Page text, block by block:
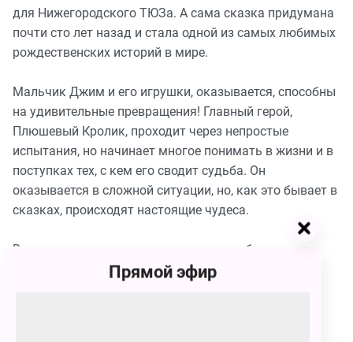
для Нижегородского ТЮЗа. А сама сказка придумана
почти сто лет назад и стала одной из самых любимых
рождественских историй в мире.
Мальчик Джим и его игрушки, оказывается, способны
на удивительные превращения! Главный герой,
Плюшевый Кролик, проходит через непростые
испытания, но начинает многое понимать в жизни и в
поступках тех, с кем его сводит судьба. Он
оказывается в сложной ситуации, но, как это бывает в
сказках, происходят настоящие чудеса.
В спектакле много музыки и песен, необычные
костюмы. А ещё — важные мысли и настоящие
Прямой эфир